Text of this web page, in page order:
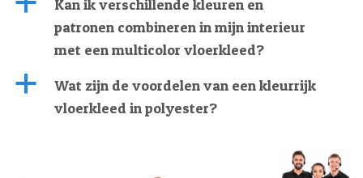
Kan ik verschillende kleuren en
patronen combineren in mijn interieur
met een multicolor vloerkleed?
a
Wat zijn de voordelen van een kleurrijk
vloerkleed in polyester?